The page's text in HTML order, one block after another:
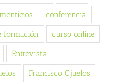
conferencia
formación curso online
Entrevista
Francisco Ojuelos